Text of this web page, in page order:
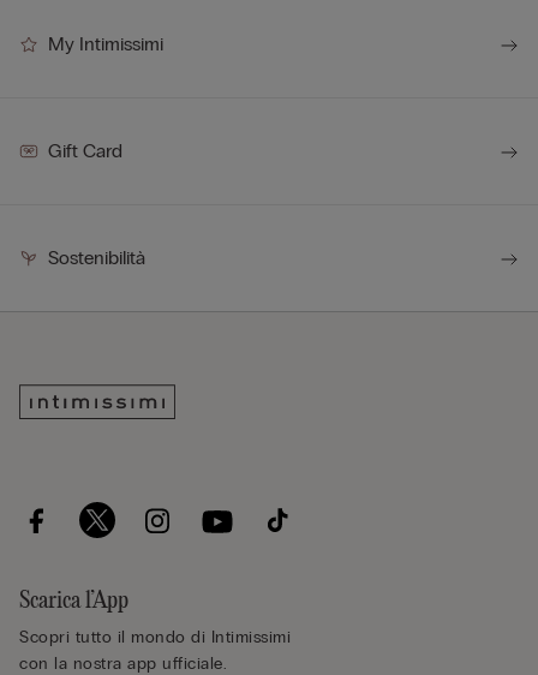
My Intimissimi
Gift Card
Sostenibilità
Scarica l’App
Scopri tutto il mondo di Intimissimi
con la nostra app ufficiale.